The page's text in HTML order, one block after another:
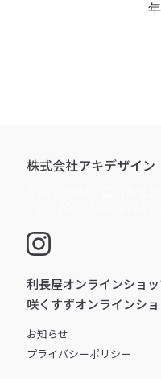
株式会社アキデザイン
利長屋オンラインショ
咲くすずオンラインシ
お知らせ
プライバシーポリシー